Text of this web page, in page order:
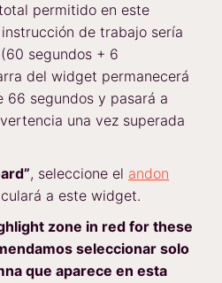
permitido en este
de trabajo sería
segundos + 6
del widget permanecerá
66 segundos y pasará a
una vez superada
, seleccione el andon
a este widget.
zone in red for these
seleccionar solo
que aparece en esta